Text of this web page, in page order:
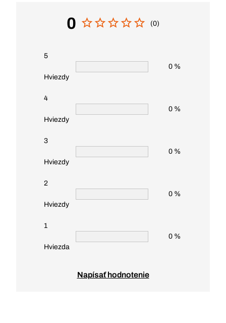
0 (0)
5
Hviezdy
0 %
4
Hviezdy
0 %
3
Hviezdy
0 %
2
Hviezdy
0 %
1
Hviezda
0 %
Napísať hodnotenie